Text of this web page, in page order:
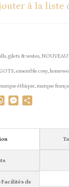
à la liste
gilets & vestes,
,ensemble cosy,
éthique,marque
WhatsAppMessenger
de